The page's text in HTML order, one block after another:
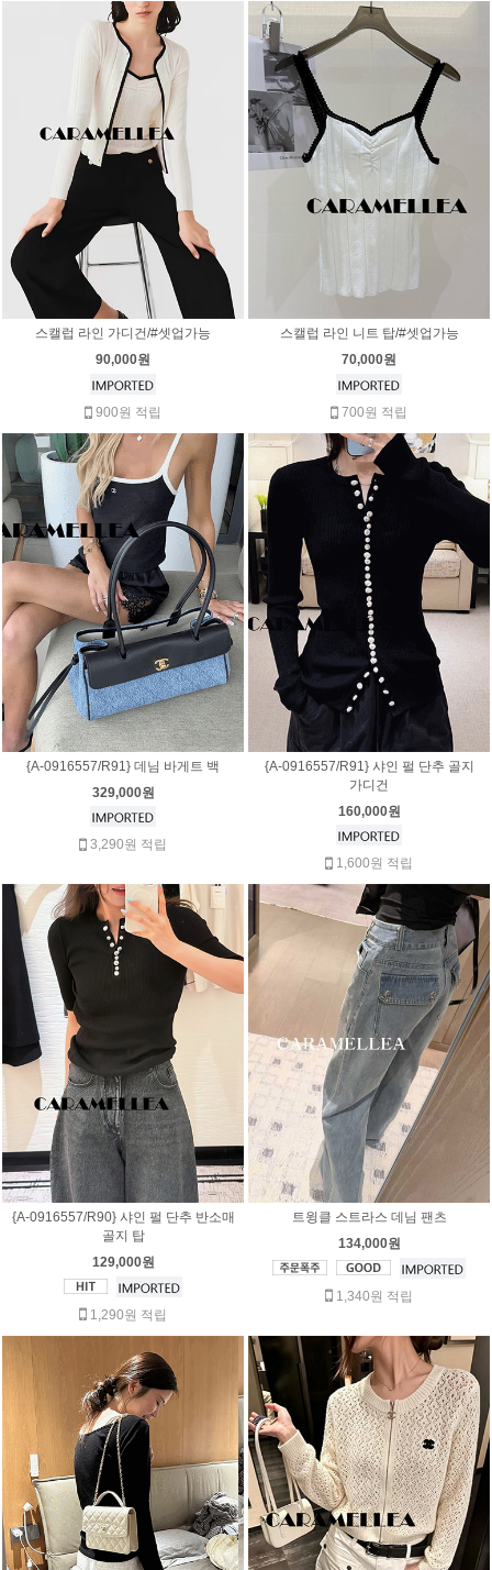
스캘럽 라인 가디건/#셋업가능
90,000원
900원 적립
스캘럽 라인 니트 탑/#셋업가능
70,000원
700원 적립
{A-0916557/R91} 데님 바게트 백
329,000원
3,290원 적립
{A-0916557/R91} 샤인 펄 단추 골지
가디건
160,000원
1,600원 적립
{A-0916557/R90} 샤인 펄 단추 반소매
골지 탑
129,000원
1,290원 적립
트윙클 스트라스 데님 팬츠
134,000원
1,340원 적립